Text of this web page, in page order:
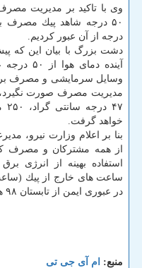
وی با تاكید بر مدیریت
درجه از آن عبور كردیم.
دشت بزرگ با بیان این كه
آینده
وسایل سرمایشی و مصرف
مدیریت مصرف صورت نگیرد،
خواهد گرفت.
بنا بر اعلام وزارت نیرو،
از همه مشتركان و مصرف
استفاده بهینه از انرژی
ساعت های خارج از پیك (ساعت ۱۳ تا ۱۷ و ۲۱ تا
در عبوری ایمن از تابستان ۹۸ همراهی كنند.
منبع: ام آی جی تی